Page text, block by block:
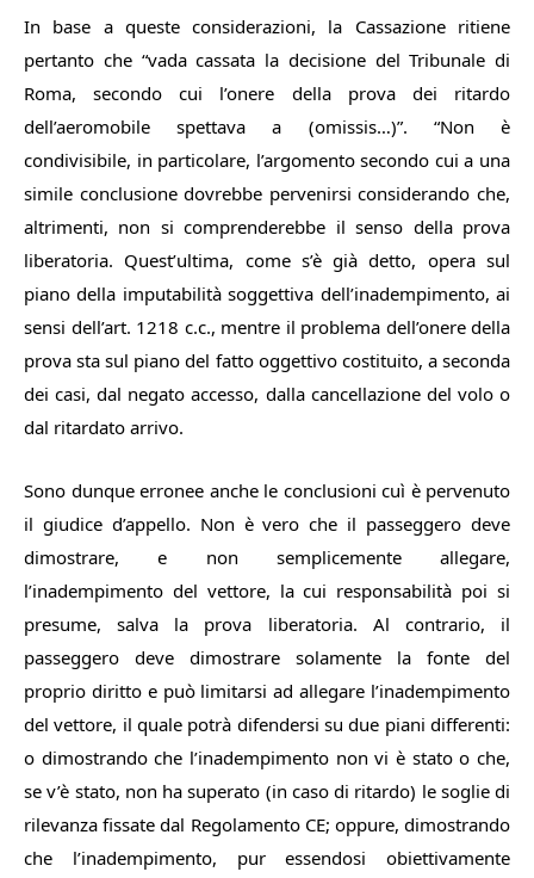
In base a queste considerazioni, la Cassazione ritiene
pertanto che “vada cassata la decisione del Tribunale di
Roma, secondo cui l’onere della prova dei ritardo
dell’aeromobile spettava a (omissis…)”. “Non è
condivisibile, in particolare, l’argomento secondo cui a una
simile conclusione dovrebbe pervenirsi considerando che,
altrimenti, non si comprenderebbe il senso della prova
liberatoria. Quest’ultima, come s’è già detto, opera sul
piano della imputabilità soggettiva dell’inadempimento, ai
sensi dell’art. 1218 c.c., mentre il problema dell’onere della
prova sta sul piano del fatto oggettivo costituito, a seconda
dei casi, dal negato accesso, dalla cancellazione del volo o
dal ritardato arrivo.
Sono dunque erronee anche le conclusioni cuì è pervenuto
il giudice d’appello. Non è vero che il passeggero deve
dimostrare, e non semplicemente allegare,
l’inadempimento del vettore, la cui responsabilità poi si
presume, salva la prova liberatoria. Al contrario, il
passeggero deve dimostrare solamente la fonte del
proprio diritto e può limitarsi ad allegare l’inadempimento
del vettore, il quale potrà difendersi su due piani differenti:
o dimostrando che l’inadempimento non vi è stato o che,
se v’è stato, non ha superato (in caso di ritardo) le soglie di
rilevanza fissate dal Regolamento CE; oppure, dimostrando
che l’inadempimento, pur essendosi obiettivamente